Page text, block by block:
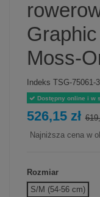
Moss-
Indeks TSG-75061-
Dostępny online i w
526,15 zł
Najniższa cena w
Rozmiar
S/M (54-56 cm)